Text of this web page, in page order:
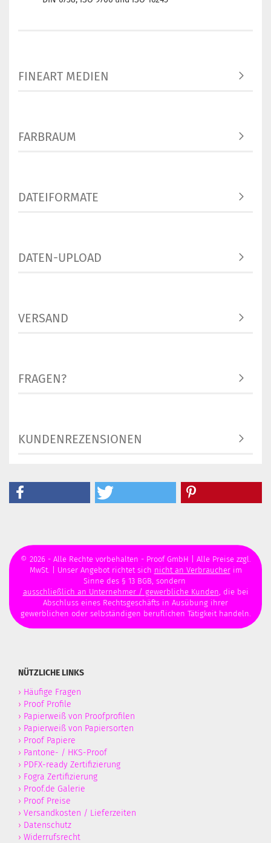
FINEART MEDIEN
FARBRAUM
DATEIFORMATE
DATEN-UPLOAD
VERSAND
FRAGEN?
KUNDENREZENSIONEN
© 2026 - Alle Rechte vorbehalten - Proof GmbH | Alle Preise zzgl.
MwSt. | Unser Angebot richtet sich nicht an Verbraucherim
Sinne des § 13 BGB, sondern
ausschließlich an Unternehmer / gewerbliche Kunden, die bei
Abschluss eines Rechtsgeschäfts in Ausübung ihrer
gewerblichen oder selbständigen beruflichen Tätigkeit handeln.
NÜTZLICHE LINKS
› Häufige Fragen
› Proof Profile
› Papierweiß von Proofprofilen
› Papierweiß von Papiersorten
› Proof Papiere
› Pantone- / HKS-Proof
› PDFX-ready Zertifizierung
› Fogra Zertifizierung
› Proof.de Galerie
› Proof Preise
› Versandkosten / Lieferzeiten
› Datenschutz
› Widerrufsrecht